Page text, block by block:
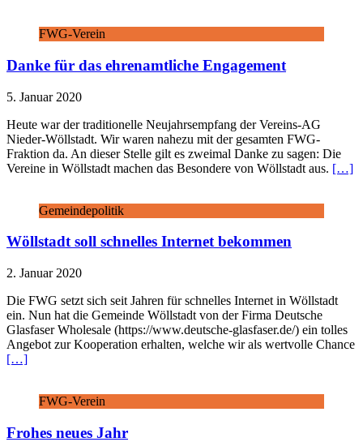
FWG-Verein
Danke für das ehrenamtliche Engagement
5. Januar 2020
Heute war der traditionelle Neujahrsempfang der Vereins-AG
Nieder-Wöllstadt. Wir waren nahezu mit der gesamten FWG-
Fraktion da. An dieser Stelle gilt es zweimal Danke zu sagen: Die
Vereine in Wöllstadt machen das Besondere von Wöllstadt aus. […]
Gemeindepolitik
Wöllstadt soll schnelles Internet bekommen
2. Januar 2020
Die FWG setzt sich seit Jahren für schnelles Internet in Wöllstadt
ein. Nun hat die Gemeinde Wöllstadt von der Firma Deutsche
Glasfaser Wholesale (https://www.deutsche-glasfaser.de/) ein tolles
Angebot zur Kooperation erhalten, welche wir als wertvolle Chance
[…]
FWG-Verein
Frohes neues Jahr